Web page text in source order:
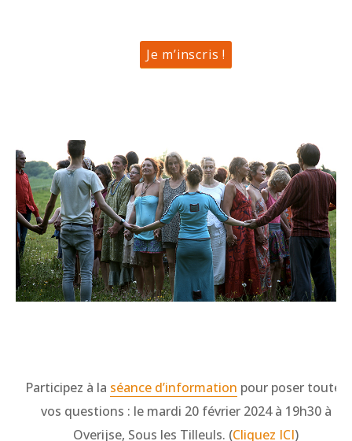
Je m’inscris !
Participez à la séance d’information pour poser toutes
vos questions : le mardi 20 février 2024 à 19h30 à
Overijse, Sous les Tilleuls. (Cliquez ICI)